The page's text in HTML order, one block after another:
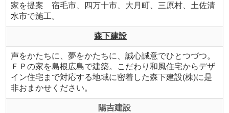
家を提案 宿毛市、四万十市、大月町、三原村、土佐清
水市で施工。
森下建設
声をかたちに、夢をかたちに、誠心誠意でひとつづつ。
ＦＰの家を島根広島で建築。こだわり和風住宅からデザ
イン住宅まで対応する地域に密着した森下建設(株)に是
非おまかせください。
陽吉建設